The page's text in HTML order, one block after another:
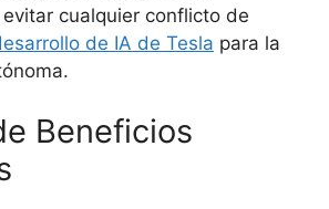
cualquier conflicto de
de IA de Tesla para la
Beneficios